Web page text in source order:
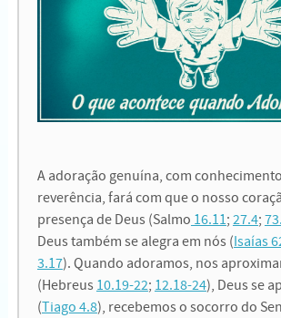
A adoração genuína, com
reverência, fará com que o nosso
presença de Deus (Salmo 16.11; 27.4;
Deus também se alegra em nós ( Isaías
3.17). Quando adoramos, nos
(Hebreus 10.19-22; 12.18-24), Deus se
(Tiago 4.8), recebemos o socorro do